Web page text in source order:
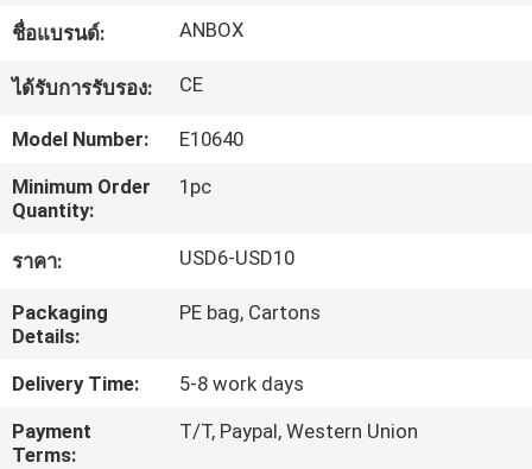
เรา
ทัวร์
โรงงาน
ควบคุม
คุณภาพ
ติดต่อ
ชื่อแบรนด์: ANBOX
ได้รับการรับรอง: CE
Model Number:
E10640
Minimum Order
Quantity:
1pc
ราคา: USD6-USD10
Packaging
Details:
PE bag, Cartons
Delivery Time:
5-8 work days
Payment
Terms:
T/T, Paypal, Western Union